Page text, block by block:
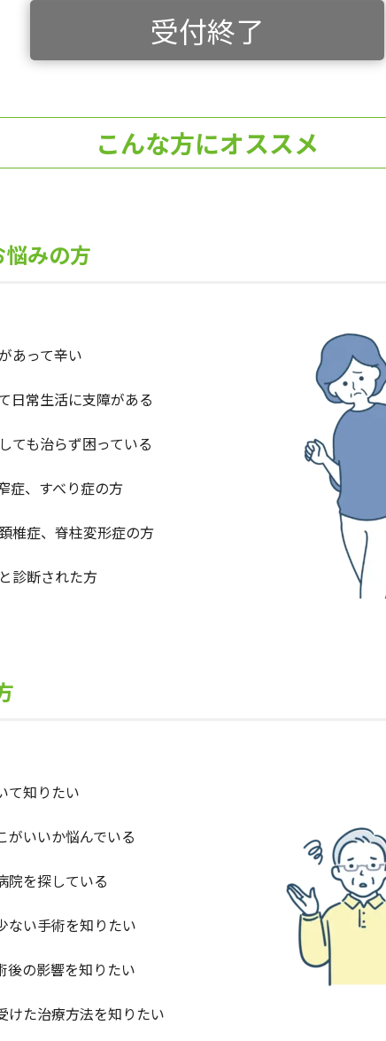
受付終了
こんな方にオススメ
みの方
あって辛い
日常生活に支障がある
ても治らず困っている
症、すべり症の方
椎症、脊柱変形症の方
診断された方
て知りたい
がいいか悩んでいる
院を探している
ない手術を知りたい
後の影響を知りたい
けた治療方法を知りたい